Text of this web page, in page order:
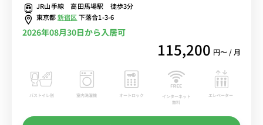
歩で■選べるWi-Fi格安レンタル中！
JR山手線 高田馬場駅 徒歩3分
東京都新宿区下落合1-3-6
2026年08月30日から入居可
115,200 円〜 / 月
バストイレ別 室内洗濯機 オートロック
インターネット
無料
エレベーター